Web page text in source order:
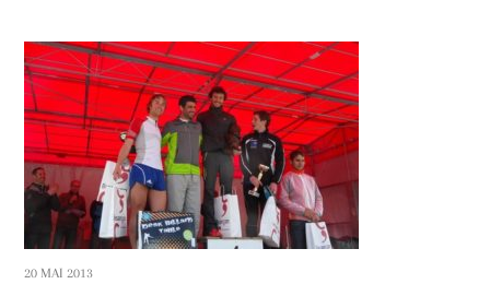
20 MAI 2013